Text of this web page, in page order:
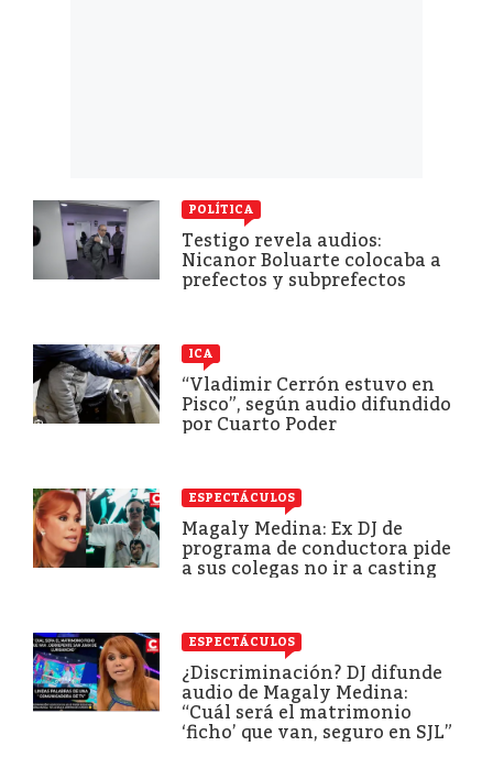
POLÍTICA
Testigo revela audios:
Nicanor Boluarte colocaba a
prefectos y subprefectos
ICA
“Vladimir Cerrón estuvo en
Pisco”, según audio difundido
por Cuarto Poder
ESPECTÁCULOS
Magaly Medina: Ex DJ de
programa de conductora pide
a sus colegas no ir a casting
ESPECTÁCULOS
¿Discriminación? DJ difunde
audio de Magaly Medina:
“Cuál será el matrimonio
‘ficho’ que van, seguro en SJL”